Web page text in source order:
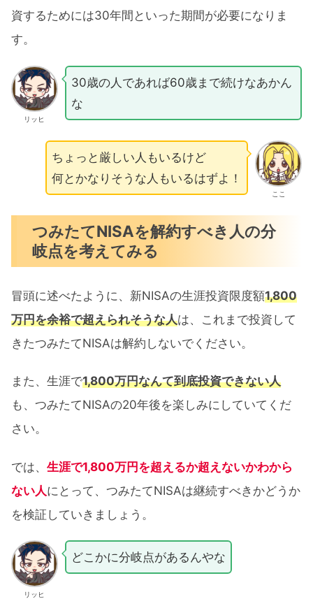
資するためには30年間といった期間が必要になりま
す。
リッヒ
30歳の人であれば60歳まで続けなあかん
な
ここ
ちょっと厳しい人もいるけど
何とかなりそうな人もいるはずよ！
つみたてNISAを解約すべき人の分
岐点を考えてみる
冒頭に述べたように、新NISAの生涯投資限度額1,800
万円を余裕で超えられそうな人は、これまで投資して
きたつみたてNISAは解約しないでください。
また、生涯で1,800万円なんて到底投資できない人
も、つみたてNISAの20年後を楽しみにしていてくだ
さい。
では、 生涯で1,800万円を超えるか超えないかわから
ない人にとって、つみたてNISAは継続すべきかどうか
を検証していきましょう。
リッヒ
どこかに分岐点があるんやな